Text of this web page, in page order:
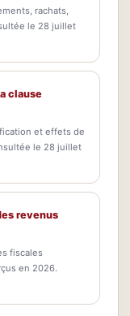
rachats,
le 28 juillet
clause
et effets de
le 28 juillet
revenus
fiscales
en 2026.